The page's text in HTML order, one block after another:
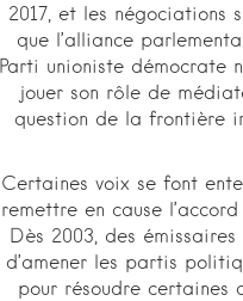
2017, et les négociations
que l’alliance
Parti unioniste démocrate
jouer son rôle de
question de la frontière
Certaines voix se font
remettre en cause
Dès 2003, des
d’amener les partis
pour résoudre certaines